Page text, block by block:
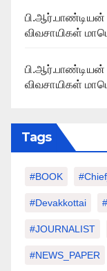
விவசாயிகள்
விவசாயிகள்
Tags
#BOOK
#devakkottai
#JOURNALIST
#NEWS_PAPER